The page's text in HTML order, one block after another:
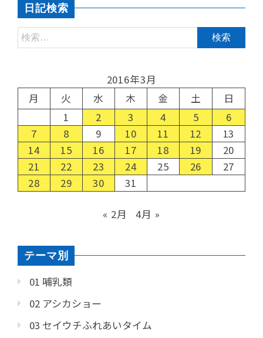
日記検索
2016年3月
月
火 水 木 金 土
日
1
2 3 4 5
6
7
8 9 10 11 12
13
14
15 16 17 18 19
20
21
22 23 24 25 26
27
28
29 30 31
« 2月 4月 »
テーマ別
01 哺乳類
02 アシカショー
03 セイウチふれあいタイム